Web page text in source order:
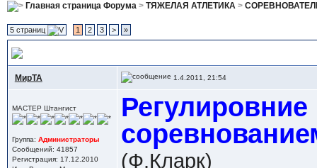
Главная страница Форума> ТЯЖЕЛАЯ АТЛЕТИКА>
5 страниц 1 2 3 > »
МирТА 1.4.2011, 21:54
МАСТЕР Штангист
Группа: Администраторы
Сообщений: 41857
Регистрация: 17.12.2010
(Ф.Кларк)